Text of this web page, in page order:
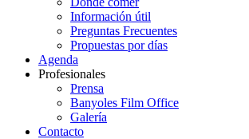
Información útil
Preguntas Frecuentes
Propuestas por días
Agenda
Profesionales
Prensa
Banyoles Film Office
Galería
Contacto